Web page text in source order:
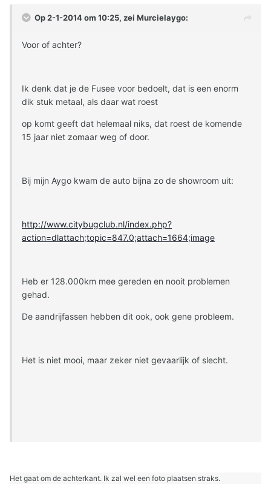
Op 2-1-2014 om 10:25, zei Murcielaygo:
Voor of achter?
Ik denk dat je de Fusee voor bedoelt, dat is een enorm
dik stuk metaal, als daar wat roest
op komt geeft dat helemaal niks, dat roest de komende
15 jaar niet zomaar weg of door.
Bij mijn Aygo kwam de auto bijna zo de showroom uit:
http://www.citybugclub.nl/index.php?
action=dlattach;topic=847.0;attach=1664;image
Heb er 128.000km mee gereden en nooit problemen
gehad.
De aandrijfassen hebben dit ook, ook gene probleem.
Het is niet mooi, maar zeker niet gevaarlijk of slecht.
Het gaat om de achterkant. Ik zal wel een foto plaatsen straks.